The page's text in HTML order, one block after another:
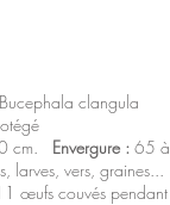
Bucephala clangula
cm. Envergure : 65
larves, vers, graines...
œufs couvés